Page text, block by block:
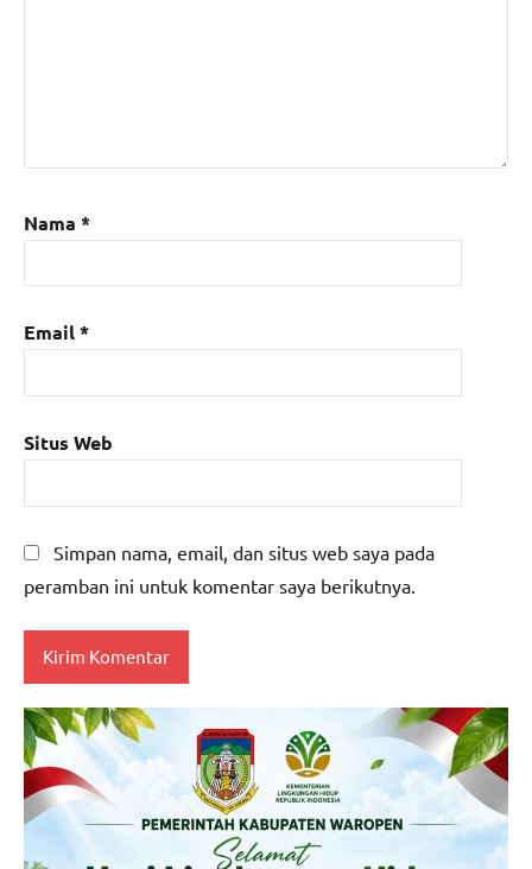
Nama *
Email*
Situs Web
Simpan nama, email, dan situs web saya pada
peramban ini untuk komentar saya berikutnya.